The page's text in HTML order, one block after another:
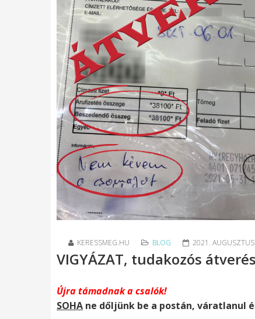
KERESSMEG.HU BLOG 2021.
VIGYÁZAT, tudakozós
Újra támadnak a csalók!
SOHA ne dőljünk be a postán, váratlanul